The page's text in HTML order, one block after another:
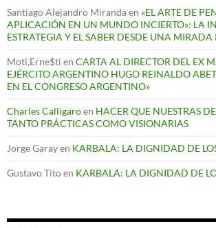
Santiago Alejandro Mirandaen «EL ARTE DE
APLICACIÓN EN UN MUNDO INCIERTO»: LA
ESTRATEGIA Y EL SABER DESDE UNA MIRADA
Moti,Erne$ti en CARTA AL DIRECTOR DEL EX
EJÉRCITO ARGENTINO HUGO REINALDO
EN EL CONGRESO ARGENTINO»
Charles Calligaroen HACER QUE NUESTRAS
TANTO PRÁCTICAS COMO VISIONARIAS
Jorge Garayen KARBALA: LA DIGNIDAD DE
Gustavo Titoen KARBALA: LA DIGNIDAD DE